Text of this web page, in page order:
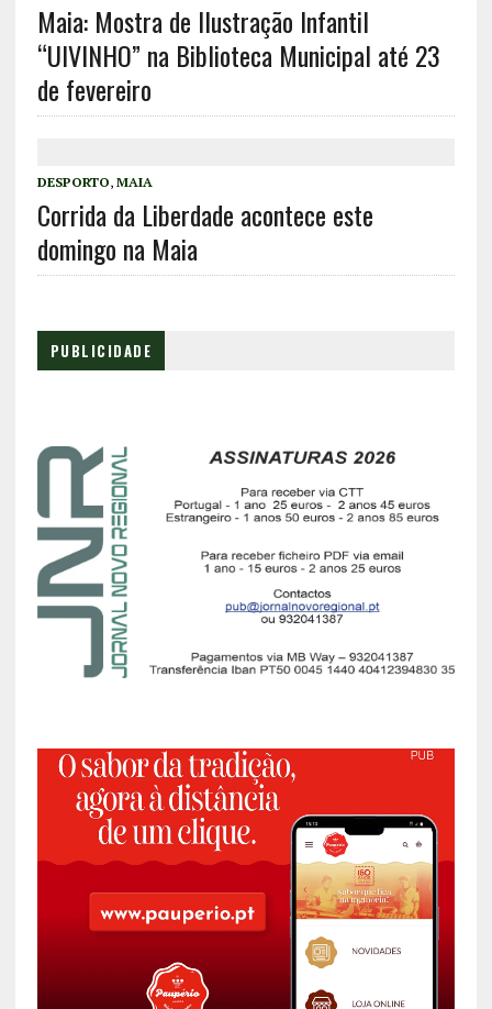
Maia: Mostra de Ilustração Infantil
“UIVINHO” na Biblioteca Municipal até 23
de fevereiro
DESPORTO, MAIA
Corrida da Liberdade acontece este
domingo na Maia
PUBLICIDADE